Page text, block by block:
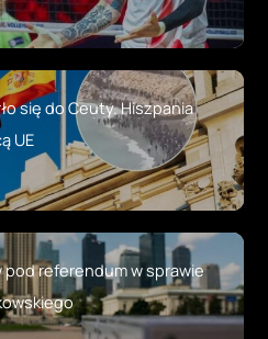
się do Ceuty. Hiszpania
UE
pod referendum w sprawie